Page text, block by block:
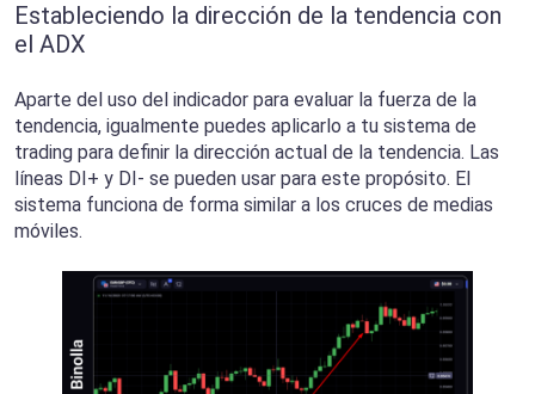
Estableciendo la dirección de la tendencia con
el ADX
Aparte del uso del indicador para evaluar la fuerza de la
tendencia, igualmente puedes aplicarlo a tu sistema de
trading para definir la dirección actual de la tendencia. Las
líneas DI+ y DI- se pueden usar para este propósito. El
sistema funciona de forma similar a los cruces de medias
móviles.